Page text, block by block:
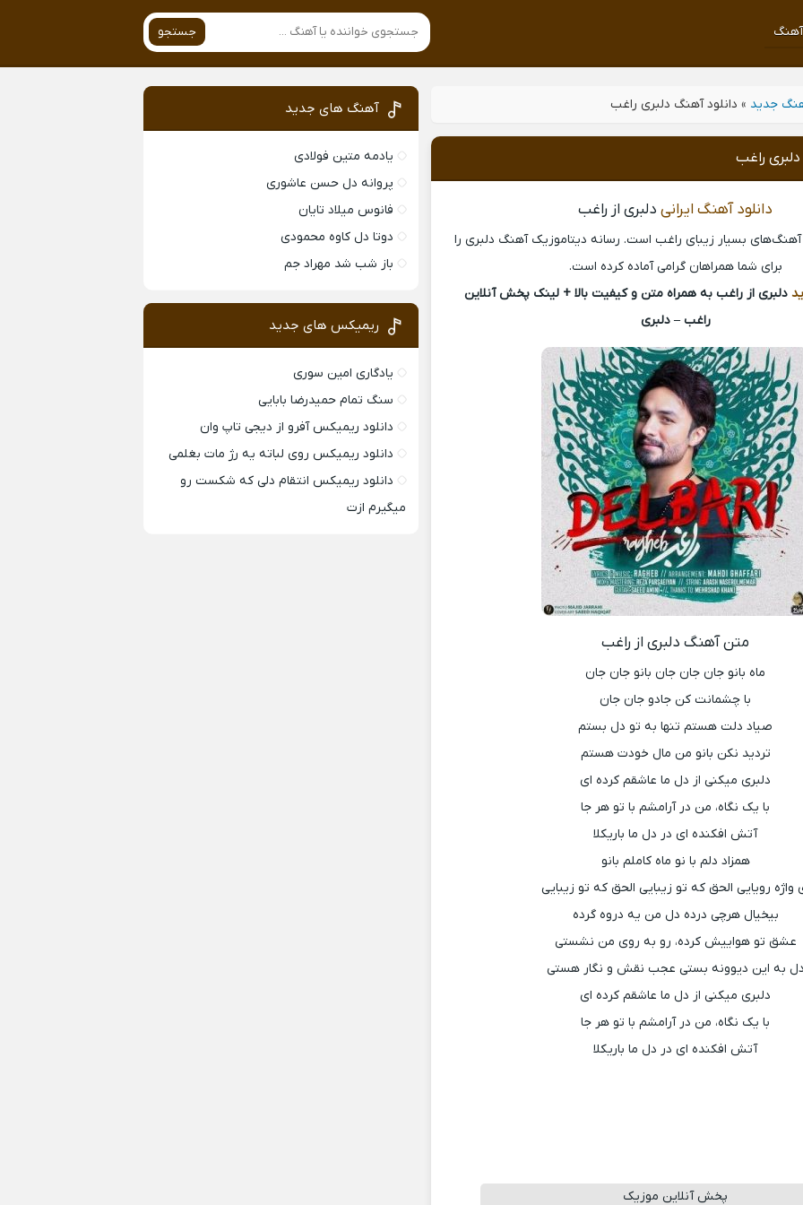
جستجو
جدید » دانلود آهنگ دلبری راغب
راغب
دانلود آهنگ ایرانیدلبری از راغب
آهنگ‌های بسیار زیبای راغب است. رسانه دیتاموزیک آهنگ دلبری را
برای شما همراهان گرامی آماده کرده است.
دلبری از راغب به همراه متن و کیفیت بالا + لینک پخش آنلاین
راغب – دلبری
متن آهنگ دلبری از راغب
ماه بانو جان جان جان بانو جان جان
با چشمانت کن جادو جان جان
صیاد دلت هستم تنها به تو دل بستم
تردید نکن بانو من مال خودت هستم
دلبری میکنی از دل ما عاشقم کرده ای
با یک نگاه، من در آرامشم با تو هر جا
آتش افکنده ای در دل ما باریکلا
همزاد دلم با نو ماه کاملم بانو
واژه رویایی الحق که تو زیبایی الحق که تو زیبایی
بیخیال هرچی درده دل من یه دروه گرده
عشق تو هواییش کرده، رو به روی من نشستی
به این دیوونه بستی عجب نقش و نگار هستی
دلبری میکنی از دل ما عاشقم کرده ای
با یک نگاه، من در آرامشم با تو هر جا
آتش افکنده ای در دل ما باریکلا
پخش آنلاین موزیک
آهنگ های جدید
یادمه متین فولادی
پروانه دل حسن عاشوری
فانوس میلاد تایان
دوتا دل کاوه محمودی
باز شب شد مهراد جم
ریمیکس های جدید
یادگاری امین سوری
سنگ تمام حمیدرضا بابایی
دانلود ریمیکس آفرو از ديجی تاپ وان
دانلود ریمیکس روی لباته یه رژ مات بغلمی
دانلود ریمیکس انتقام دلی که شکست رو
میگیرم ازت